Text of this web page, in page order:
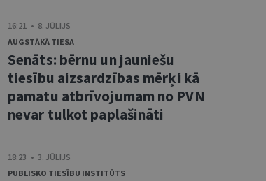
16:21 • 8. JŪLIJS
AUGSTĀKĀ TIESA
Senāts: bērnu un jauniešu
tiesību aizsardzības mērķi kā
pamatu atbrīvojumam no PVN
nevar tulkot paplašināti
18:23 • 3. JŪLIJS
PUBLISKO TIESĪBU INSTITŪTS